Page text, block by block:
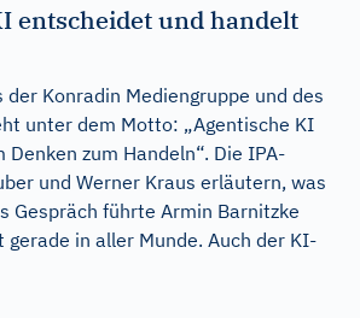
entscheidet und handelt
der Konradin Mediengruppe und des
unter dem Motto: „Agentische KI
zum Handeln“. Die IPA-
und Werner Kraus erläutern, was
Gespräch führte Armin Barnitzke
gerade in aller Munde. Auch der KI-